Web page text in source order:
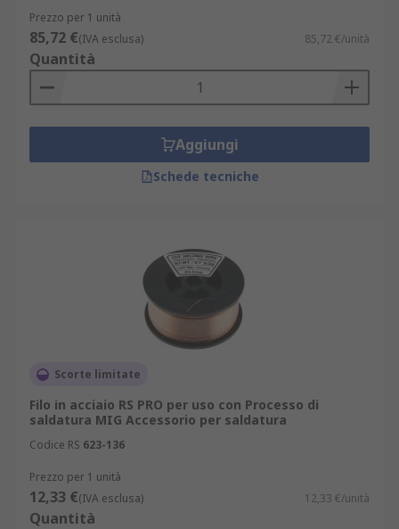
Prezzo per 1 unità
85,72 €(IVA esclusa) 85,72 €/unità
Quantità
Aggiungi
Schede tecniche
Scorte limitate
Filo in acciaio RS PRO per uso con Processo di
saldatura MIG Accessorio per saldatura
Codice RS 623-136
Prezzo per 1 unità
12,33 €(IVA esclusa) 12,33 €/unità
Quantità